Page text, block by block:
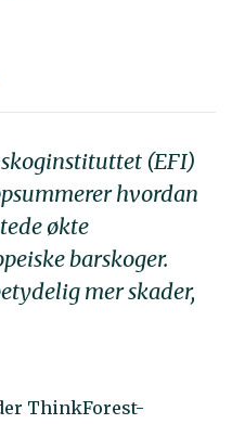
(EFI)
hvordan
økte
barskoger.
mer skader,
ThinkForest-